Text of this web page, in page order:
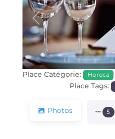
Précédente
Place Catégorie: Horeca
Place Tags:
Photos 5